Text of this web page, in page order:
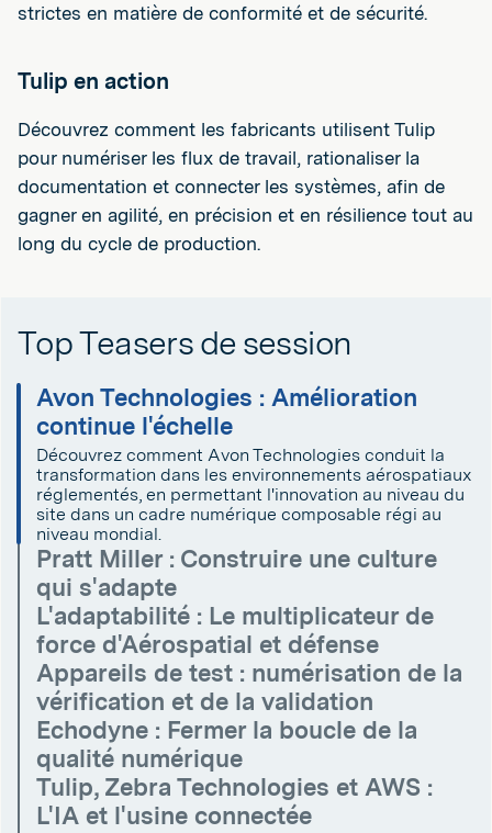
strictes en matière de conformité et de sécurité.
Tulip en action
Découvrez comment les fabricants utilisent Tulip
pour numériser les flux de travail, rationaliser la
documentation et connecter les systèmes, afin de
gagner en agilité, en précision et en résilience tout au
long du cycle de production.
Top Teasers de session
Avon Technologies : Amélioration
continue l'échelle
Découvrez comment Avon Technologies conduit la
transformation dans les environnements aérospatiaux
réglementés, en permettant l'innovation au niveau du
site dans un cadre numérique composable régi au
niveau mondial.
Pratt Miller : Construire une culture
qui s'adapte
L'adaptabilité : Le multiplicateur de
force d'Aérospatial et défense
Appareils de test : numérisation de la
vérification et de la validation
Echodyne : Fermer la boucle de la
qualité numérique
Tulip, Zebra Technologies et AWS :
L'IA et l'usine connectée